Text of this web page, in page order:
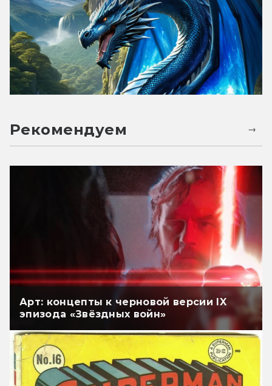
Рекомендуем
Арт: концепты к черновой версии IX
эпизода «Звёздных войн»